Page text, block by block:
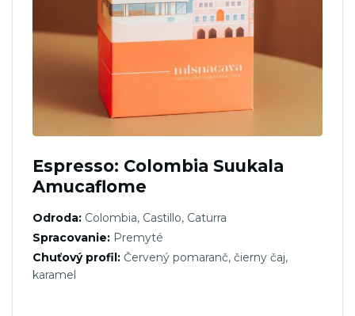
Espresso: Colombia Suukala
Amucaflome
Odroda: Colombia, Castillo, Caturra
Spracovanie: Premyté
Chuťový profil: Červený pomaranč, čierny čaj,
karamel